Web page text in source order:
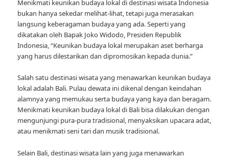
Menikmati keunikan budaya lokal di destinasi wisata Indonesia
bukan hanya sekedar melihat-lihat, tetapi juga merasakan
langsung keberagaman budaya yang ada. Seperti yang
dikatakan oleh Bapak Joko Widodo, Presiden Republik
Indonesia, “Keunikan budaya lokal merupakan aset berharga
yang harus dilestarikan dan dipromosikan kepada dunia.”
Salah satu destinasi wisata yang menawarkan keunikan budaya
lokal adalah Bali. Pulau dewata ini dikenal dengan keindahan
alamnya yang memukau serta budaya yang kaya dan beragam.
Menikmati keunikan budaya lokal di Bali bisa dilakukan dengan
mengunjungi pura-pura tradisional, menyaksikan upacara adat,
atau menikmati seni tari dan musik tradisional.
Selain Bali, destinasi wisata lain yang juga menawarkan